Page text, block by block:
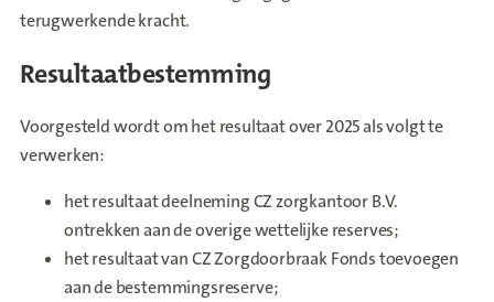
terugwerkende kracht.
Resultaatbestemming
Voorgesteld wordt om het resultaat over 2025 als volgt te
verwerken:
het resultaat deelneming CZ zorgkantoor B.V.
ontrekken aan de overige wettelijke reserves;
het resultaat van CZ Zorgdoorbraak Fonds toevoegen
aan de bestemmingsreserve;